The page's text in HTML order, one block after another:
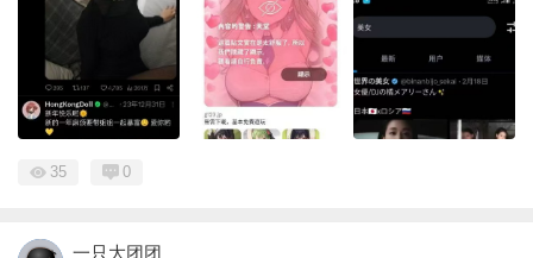
35 0
一只大团团